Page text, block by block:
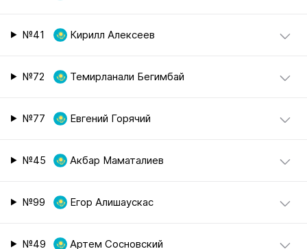
№41 Кирилл Алексеев
№72 Темирланали Бегимбай
№77 Евгений Горячий
№45 Акбар Маматалиев
№99 Егор Алишаускас
№49 Артем Сосновский